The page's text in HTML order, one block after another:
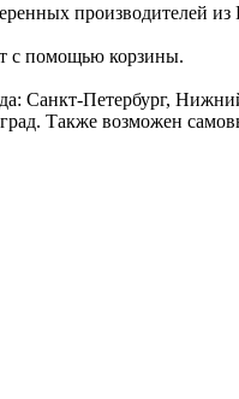
производителей
с помощью корзины.
Санкт-Петербург,
Также возможен